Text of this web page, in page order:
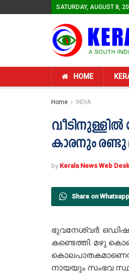
SATURDAY, AUGUST 8,
HOME
Home INDIA
വീടിനുള്ളില്‍
കാരനും രണ്ടു
by Kerala News Web
Share on Whatsapp
ഭുവനേശ്വര്‍:
കണ്ടെത്തി. മഴു
നായയും സംഭവ